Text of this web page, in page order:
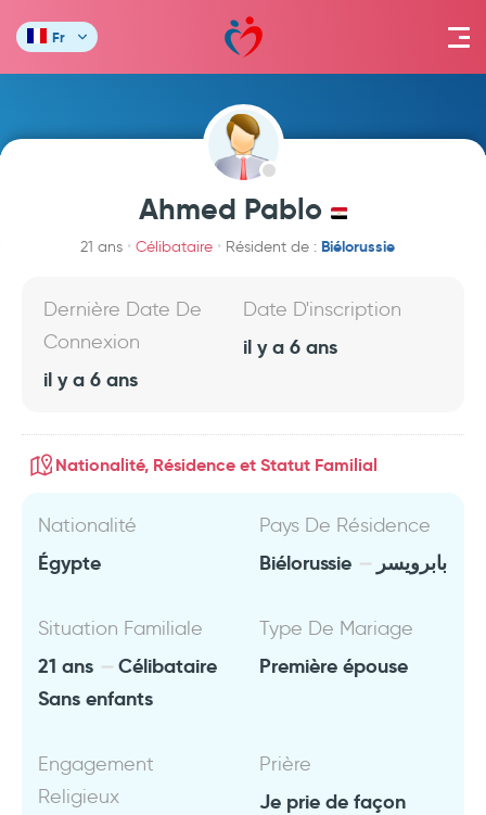
Fr
Ahmed Pablo
21 ans Célibataire Résident de : Biélorussie
Dernière Date De
Connexion
il y a 6 ans
Date D'inscription
il y a 6 ans
Nationalité, Résidence et Statut Familial
Nationalité
Égypte
Pays De Résidence
Biélorussie بابرويسر
Situation Familiale
21 ans
Célibataire
Sans enfants
Type De Mariage
Première épouse
Engagement
Religieux
Prière
Je prie de façon